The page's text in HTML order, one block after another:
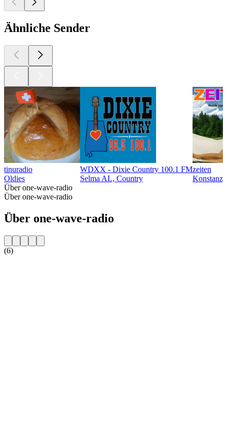
Ähnliche Sender
tinuradio
Oldies
WDXX - Dixie Country 100.1 FM
Selma AL, Country
zeiten
Konstanz,
Über one-wave-radio
Über one-wave-radio
Über one-wave-radio
(6)